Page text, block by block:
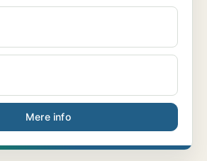
Mere info